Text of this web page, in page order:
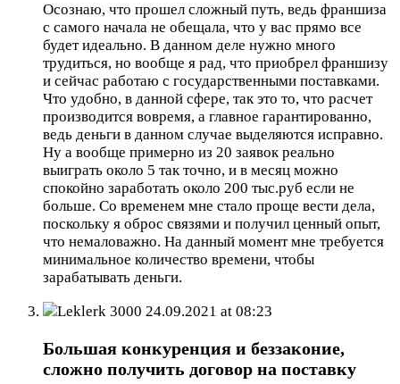
Осознаю, что прошел сложный путь, ведь франшиза
с самого начала не обещала, что у вас прямо все
будет идеально. В данном деле нужно много
трудиться, но вообще я рад, что приобрел франшизу
и сейчас работаю с государственными поставками.
Что удобно, в данной сфере, так это то, что расчет
производится вовремя, а главное гарантированно,
ведь деньги в данном случае выделяются исправно.
Ну а вообще примерно из 20 заявок реально
выиграть около 5 так точно, и в месяц можно
спокойно заработать около 200 тыс.руб если не
больше. Со временем мне стало проще вести дела,
поскольку я оброс связями и получил ценный опыт,
что немаловажно. На данный момент мне требуется
минимальное количество времени, чтобы
зарабатывать деньги.
Leklerk 3000 24.09.2021 at 08:23
Большая конкуренция и беззаконие,
сложно получить договор на поставку